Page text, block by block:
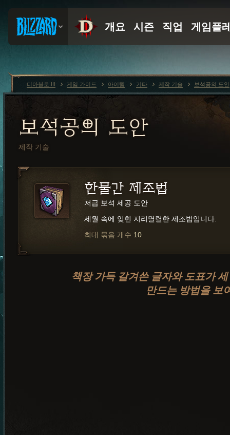
보석공의 도안
제작 기술
한물간 제조법
저급 보석 세공 도안
세월 속에 잊힌 지리멸렬한 제조법입니다.
최대 묶음 개수 10
책장 가득 갈겨쓴 글자와 도표가
만드는 방법을 보
디아블로 III 게임 가이드 아이템 기타 제작 기술 보석공의 도안